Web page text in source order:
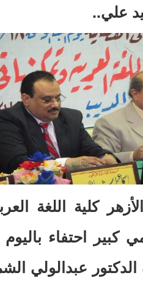
علي..
كلية اللغة
كبير احتفاء
الدكتور عبدالولي